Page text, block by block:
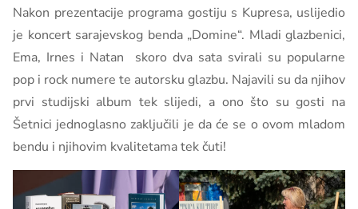
Nakon prezentacije programa gostiju s Kupresa, uslijedio
je koncert sarajevskog benda „Domine“. Mladi glazbenici,
Ema, Irnes i Natan skoro dva sata svirali su popularne
pop i rock numere te autorsku glazbu. Najavili su da njihov
prvi studijski album tek slijedi, a ono što su gosti na
Šetnici jednoglasno zaključili je da će se o ovom mladom
bendu i njihovim kvalitetama tek čuti!